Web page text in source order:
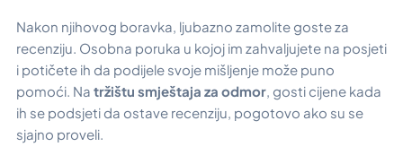
Nakon njihovog boravka, ljubazno zamolite goste za
recenziju. Osobna poruka u kojoj im zahvaljujete na posjeti
i potičete ih da podijele svoje mišljenje može puno
pomoći. Na tržištu smještaja za odmor, gosti cijene kada
ih se podsjeti da ostave recenziju, pogotovo ako su se
sjajno proveli.